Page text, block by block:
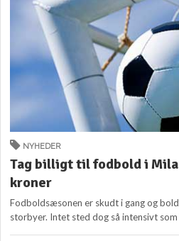
NYHEDER
Tag billigt til fodbold i
kroner
Fodboldsæsonen er skudt i gang og
storbyer. Intet sted dog så intensivt